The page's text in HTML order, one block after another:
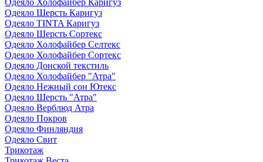
Одеяло Холофайбер Каригуз
Одеяло Шерсть Каригуз
Одеяло TINTA Каригуз
Одеяло Шерсть Сортекс
Одеяло Холофайбер Селтекс
Одеяло Холофайбер Сортекс
Одеяло Донской текстиль
Одеяло Холофайбер "Атра"
Одеяло Нежный сон Ютекс
Одеяло Шерсть "Атра"
Одеяло Верблюд Атра
Одеяло Покров
Одеяло Финляндия
Одеяло Свит
Трикотаж